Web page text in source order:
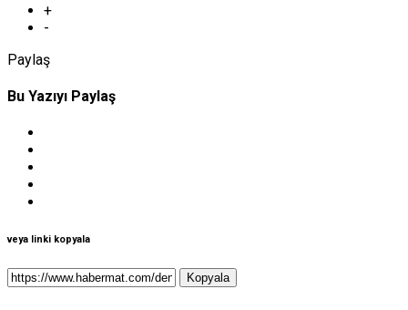
+
-
Paylaş
Bu Yazıyı Paylaş
veya linki kopyala
Kopyala